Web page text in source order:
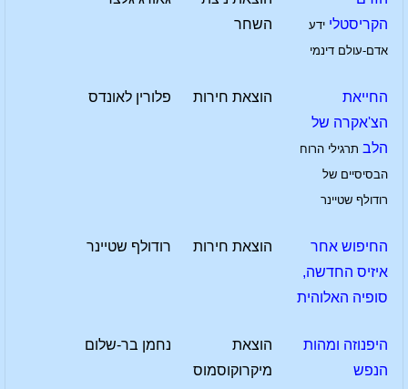
הקריסטלי ידע
אדם-עולם דינמי
השחר
החייאת
הצ'אקרה של
הלב תרגילי הרוח
הבסיסיים של
רודולף שטיינר
הוצאת חירות פלורין לאונדס
החיפוש אחר
איזיס החדשה,
סופיה האלוהית
הוצאת חירות רודולף שטיינר
היפנוזה ומהות
הנפש
הוצאת
מיקרוקוסמוס
נחמן בר-שלום